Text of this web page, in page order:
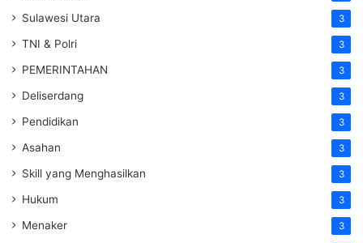
Sulawesi Utara 3
TNI & Polri 3
PEMERINTAHAN 3
Deliserdang 3
Pendidikan 3
Asahan 3
Skill yang Menghasilkan 3
Hukum 3
Menaker 3